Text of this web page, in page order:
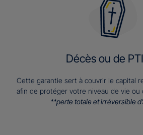
Décès ou de
Cette garantie sert à couvrir le capital
afin de protéger votre niveau de vie ou
**perte totale et irréversible